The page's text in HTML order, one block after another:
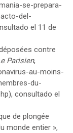
se-prepara-
del-
el 11 de
contre
Parisien,
au-moins-
du-
), consultado el
de plongée
monde entier »,